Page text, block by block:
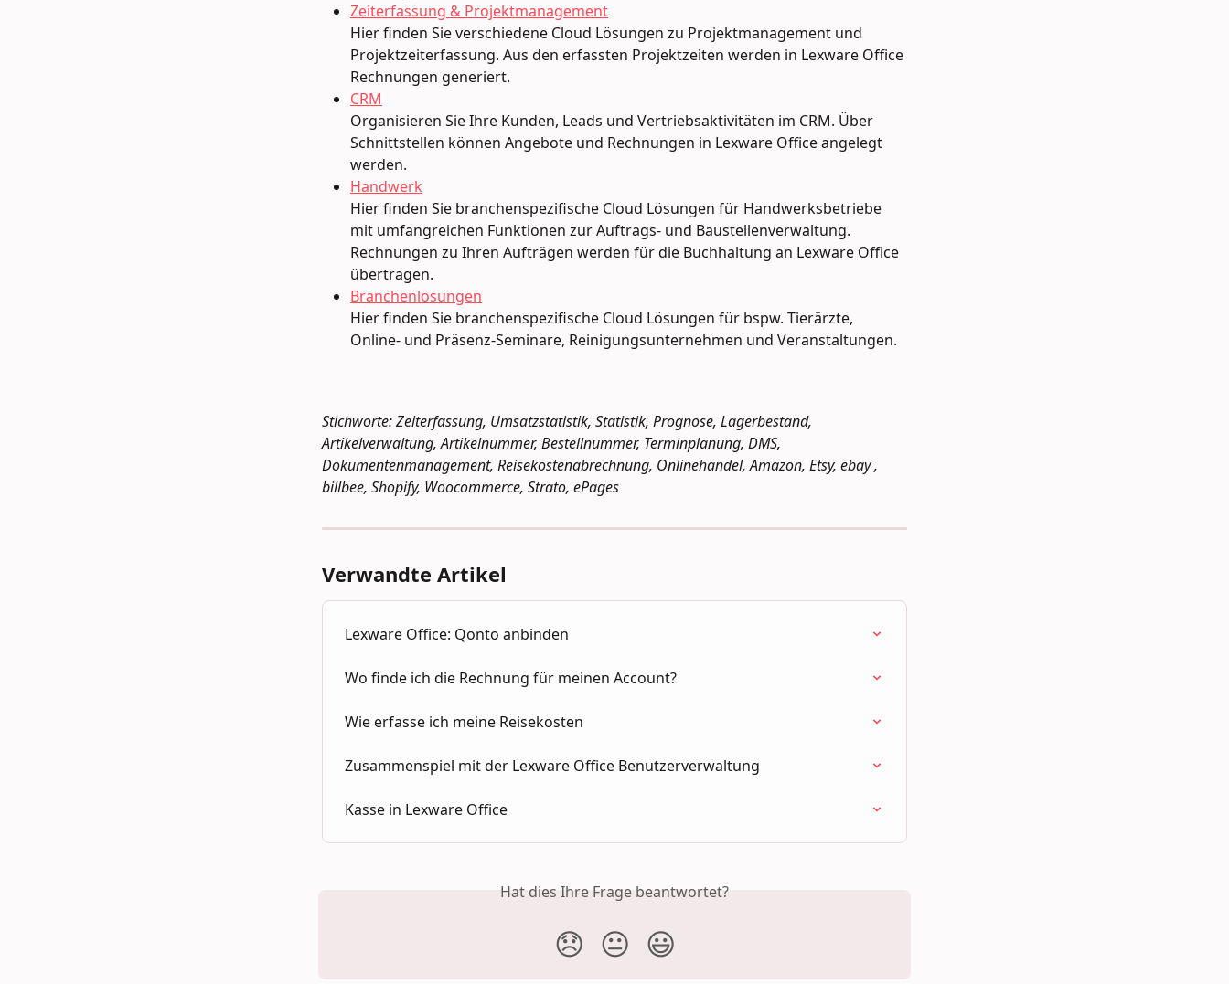
Zeiterfassung & Projektmanagement
Hier finden Sie verschiedene Cloud Lösungen zu Projektmanagement und
Projektzeiterfassung. Aus den erfassten Projektzeiten werden in Lexware Office
Rechnungen generiert.
CRM
Organisieren Sie Ihre Kunden, Leads und Vertriebsaktivitäten im CRM. Über
Schnittstellen können Angebote und Rechnungen in Lexware Office angelegt
werden.
Handwerk
Hier finden Sie branchenspezifische Cloud Lösungen für Handwerksbetriebe
mit umfangreichen Funktionen zur Auftrags- und Baustellenverwaltung.
Rechnungen zu Ihren Aufträgen werden für die Buchhaltung an Lexware Office
übertragen.
Branchenlösungen
Hier finden Sie branchenspezifische Cloud Lösungen für bspw. Tierärzte,
Online- und Präsenz-Seminare, Reinigungsunternehmen und Veranstaltungen.
Stichworte: Zeiterfassung, Umsatzstatistik, Statistik, Prognose, Lagerbestand,
Artikelverwaltung, Artikelnummer, Bestellnummer, Terminplanung, DMS,
Dokumentenmanagement, Reisekostenabrechnung, Onlinehandel, Amazon, Etsy, ebay ,
billbee, Shopify, Woocommerce, Strato, ePages
Verwandte Artikel
Lexware Office: Qonto anbinden
Wo finde ich die Rechnung für meinen Account?
Wie erfasse ich meine Reisekosten
Zusammenspiel mit der Lexware Office Benutzerverwaltung
Kasse in Lexware Office
Hat dies Ihre Frage beantwortet?
😞 😐 😃